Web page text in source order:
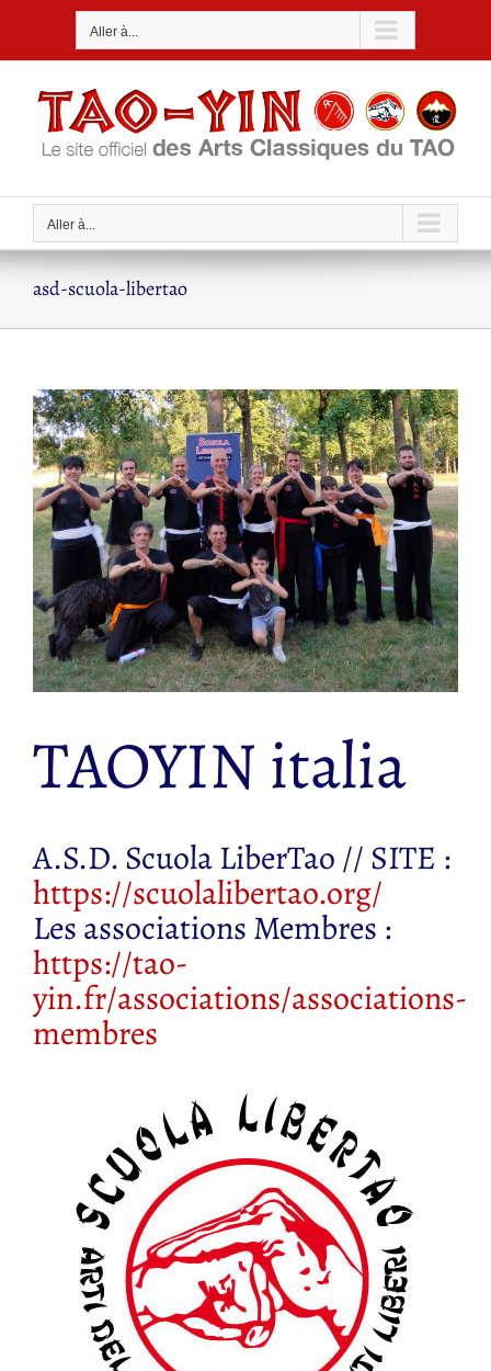
Aller à...
Aller à...
asd-scuola-libertao
TAOYIN italia
A.S.D. Scuola LiberTao // SITE :
https://scuolalibertao.org/
Les associations Membres :
https://tao-
yin.fr/associations/associations-
membres